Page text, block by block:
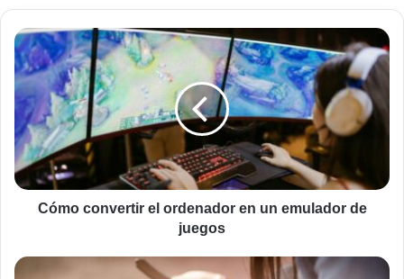
Cómo
convertir
el
ordenador
en
un
emulador
de
juegos
Cómo convertir el ordenador en un emulador de
juegos
La